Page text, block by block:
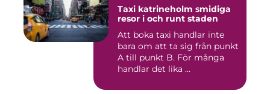
Taxi katrineholm smidiga
resor i och runt staden
Att boka taxi handlar inte
bara om att ta sig från punkt
A till punkt B. För många
handlar det lika ...